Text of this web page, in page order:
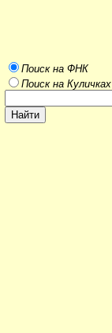
Поиск на ФНК
Поиск на Куличках